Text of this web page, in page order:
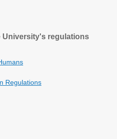
University's regulations
Regulations